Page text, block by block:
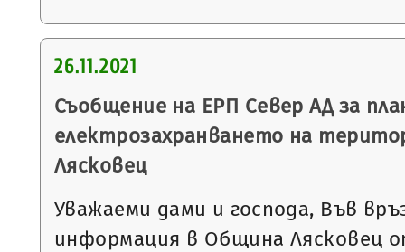
26.11.2021
Съобщение на ЕРП Север АД за
електрозахранването на
Лясковец
Уважаеми дами и господа, Във
информация в Община Лясковец